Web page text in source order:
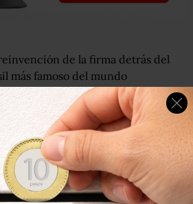
de la firma detrás del
más famoso del mundo
completamente desarrollado, el
máxima varias veces
eléctricos que actualmente
km con una sola carga.
inicial, detalles como el precio del
revelados.